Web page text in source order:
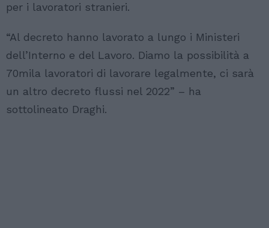
per i lavoratori stranieri.
“Al decreto hanno lavorato a lungo i Ministeri
dell’Interno e del Lavoro. Diamo la possibilità a
70mila lavoratori di lavorare legalmente, ci sarà
un altro decreto flussi nel 2022” – ha
sottolineato Draghi.